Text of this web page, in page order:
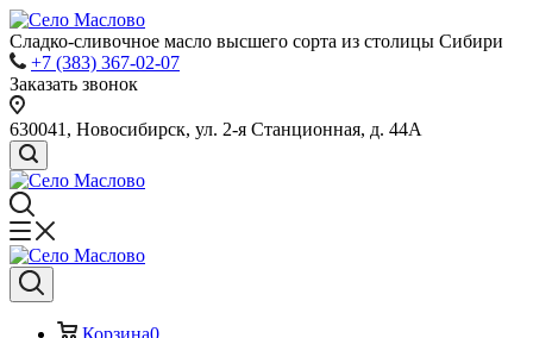
Сладко-сливочное масло высшего сорта из столицы Сибири
+7 (383) 367-02-07
Заказать звонок
630041, Новосибирск, ул. 2-я Станционная, д. 44А
Корзина0